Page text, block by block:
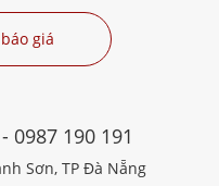
giá
0987 190 191
Sơn, TP Đà Nẵng